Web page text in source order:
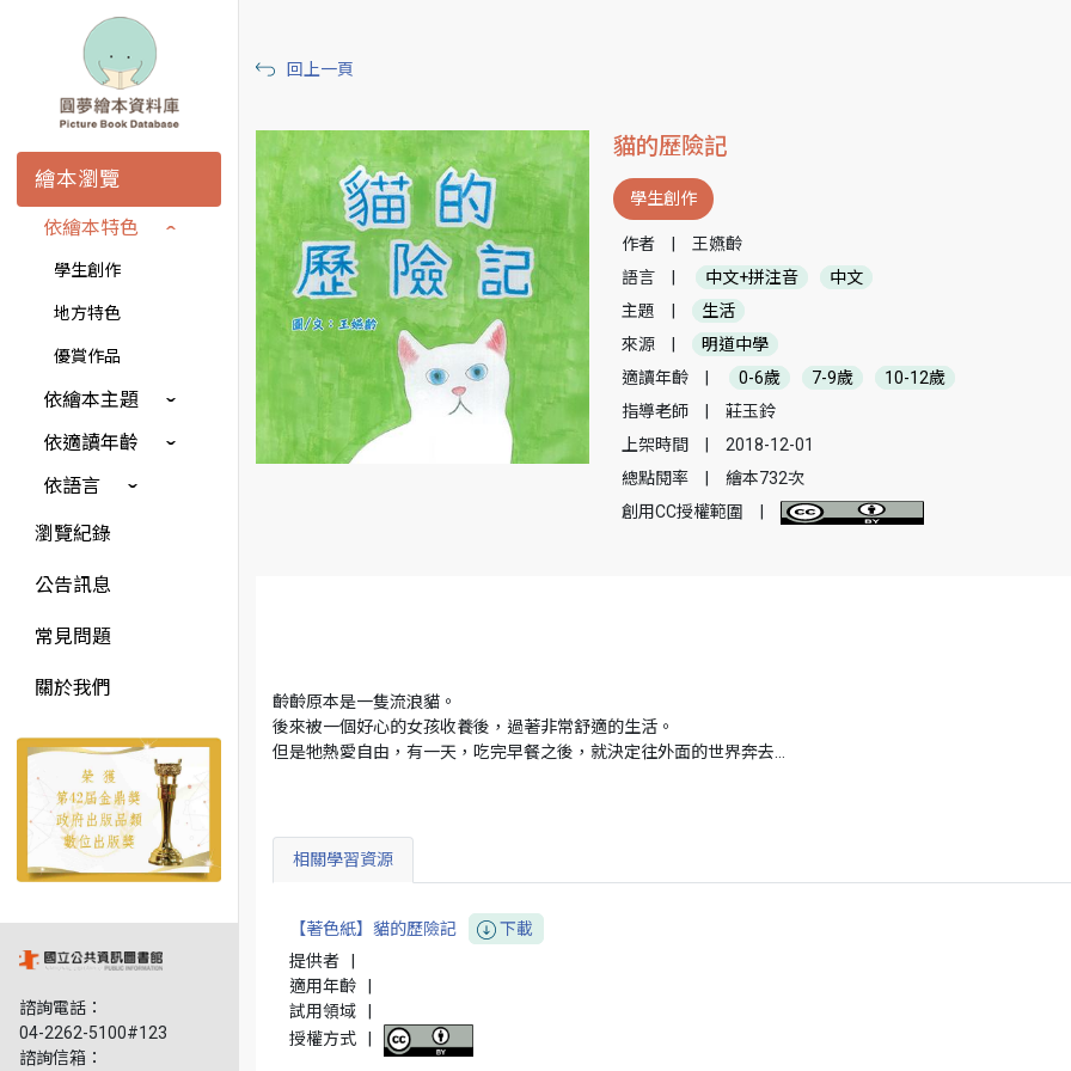
繪本瀏覽
依繪本特色
學生創作
地方特色
優賞作品
依繪本主題
依適讀年齡
依語言
瀏覽紀錄
公告訊息
常見問題
關於我們
諮詢電話：
04-2262-5100#123
諮詢信箱：
回上一頁
貓的歷險記
學生創作
作者
王嬿齡
語言
中文+拼注音
中文
主題
生活
來源
明道中學
適讀年齡
0-6歲 7-9歲
10-12歲
指導老師
莊玉鈴
上架時間
2018-12-01
總點閱率
繪本732次
創用CC授權範圍
齡齡原本是一隻流浪貓。
後來被一個好心的女孩收養後，過著非常舒適的生活。
但是牠熱愛自由，有一天，吃完早餐之後，就決定往外面的世界奔去…
相關學習資源
【著色紙】貓的歷險記
下載
提供者
適用年齡
試用領域
授權方式